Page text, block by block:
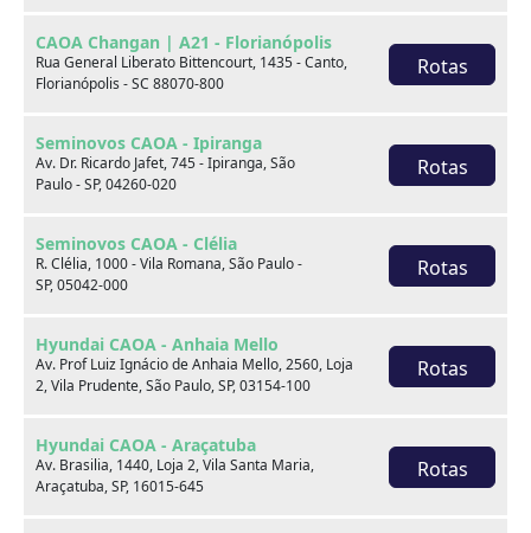
CAOA Changan | A21 - Florianópolis
Rua General Liberato Bittencourt, 1435 - Canto,
Florianópolis - SC 88070-800
Rotas
Seminovos CAOA - Ipiranga
Av. Dr. Ricardo Jafet, 745 - Ipiranga, São
Paulo - SP, 04260-020
Rotas
Seminovos CAOA - Clélia
R. Clélia, 1000 - Vila Romana, São Paulo -
SP, 05042-000
Rotas
Hyundai CAOA - Anhaia Mello
Av. Prof Luiz Ignácio de Anhaia Mello, 2560, Loja
2, Vila Prudente, São Paulo, SP, 03154-100
Rotas
Hyundai CAOA - Araçatuba
Av. Brasilia, 1440, Loja 2, Vila Santa Maria,
Araçatuba, SP, 16015-645
Rotas
Destaques
Sobre nós